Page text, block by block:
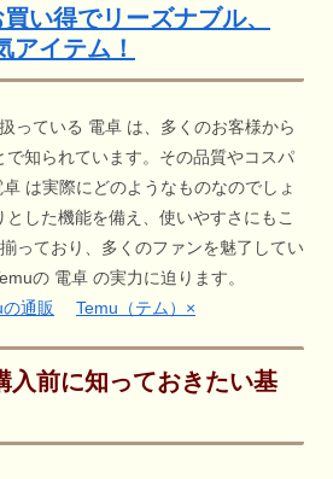
い得でリーズナブル、
アイテム！
っている 電卓 は、多くのお客様から
知られています。その品質やコスパ
は実際にどのようなものなのでしょ
した機能を備え、使いやすさにもこ
っており、多くのファンを魅了してい
の 電卓 の実力に迫ります。
通販 Temu（テム）×
入前に知っておきたい基